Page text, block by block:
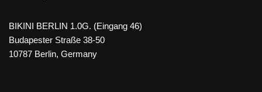
BIKINI BERLIN 1.0G. (Eingang 46)
Budapester Straße 38-50
10787 Berlin, Germany